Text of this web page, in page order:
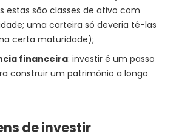
estas são classes de ativo com
uma carteira só deveria tê-las
certa maturidade);
financeira: investir é um passo
construir um patrimônio a longo
de investir